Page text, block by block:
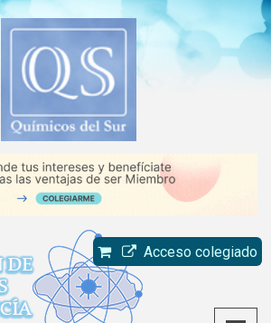
Acceso colegiado